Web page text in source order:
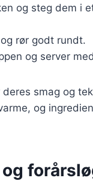
og steg dem i
rør godt rundt.
og server
smag og
og